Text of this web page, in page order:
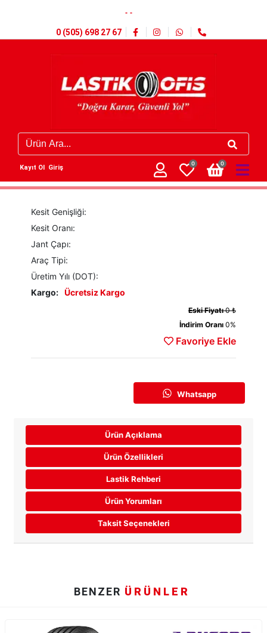
- -
0 (505) 698 27 67
Kayıt Ol Giriş
0 0
Kesit Genişliği:
Kesit Oranı:
Jant Çapı:
Araç Tipi:
Üretim Yılı (DOT):
Kargo:
Ücretsiz Kargo
Eski Fiyatı0 ₺
İndirim Oranı0%
Favoriye Ekle
Whatsapp
Ürün Açıklama
Ürün Özellikleri
Lastik Rehberi
Ürün Yorumları
Taksit Seçenekleri
BENZER ÜRÜNLER